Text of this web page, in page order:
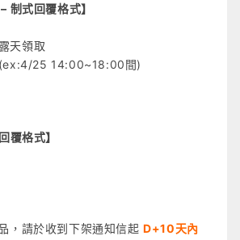
– 制式回覆格式】
天領取
25 14:00~18:00間)
覆格式】
，請於收到下架通知信起D+10天內